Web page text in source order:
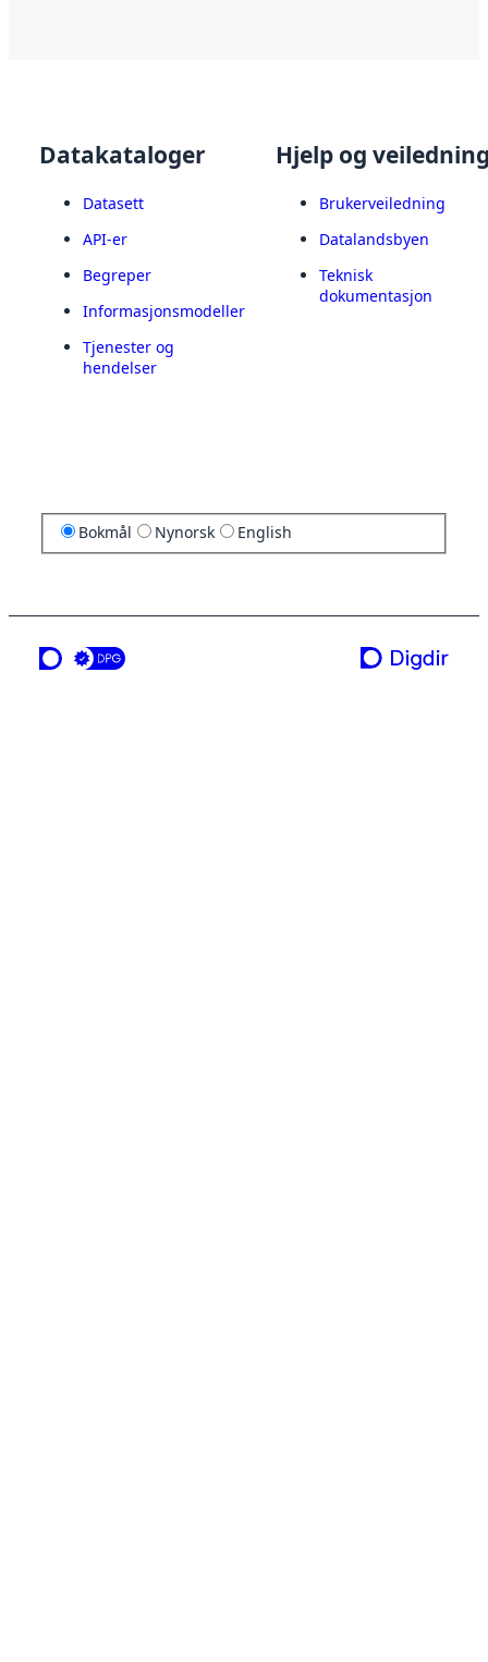
Datakataloger
Datasett
API-er
Begreper
Informasjonsmodeller
Tjenester og
hendelser
Hjelp og
Brukerveiledning
Datalandsbyen
Teknisk
dokumentasjon
Bokmål Nynorsk English